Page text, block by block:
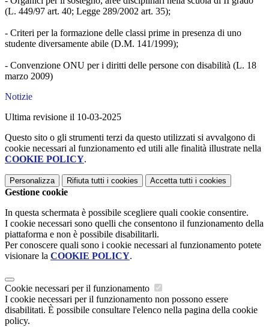
(L. 449/97 art. 40; Legge 289/2002 art. 35);
- Criteri per la formazione delle classi prime in presenza di uno
studente diversamente abile (D.M. 141/1999);
- Convenzione ONU per i diritti delle persone con disabilità (L. 18
marzo 2009)
Notizie
Ultima revisione il 10-03-2025
Questo sito o gli strumenti terzi da questo utilizzati si avvalgono di
cookie necessari al funzionamento ed utili alle finalità illustrate nella
COOKIE POLICY.
Personalizza Rifiuta tutti i cookies Accetta tutti i cookies
Gestione cookie
In questa schermata è possibile scegliere quali cookie consentire.
I cookie necessari sono quelli che consentono il funzionamento della
piattaforma e non è possibile disabilitarli.
Per conoscere quali sono i cookie necessari al funzionamento potete
visionare la COOKIE POLICY.
Cookie necessari per il funzionamento
I cookie necessari per il funzionamento non possono essere
disabilitati. È possibile consultare l'elenco nella pagina della cookie
policy.